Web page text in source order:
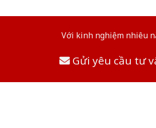
Với kinh nghiệm nhiêu
Gửi yêu cầu tư